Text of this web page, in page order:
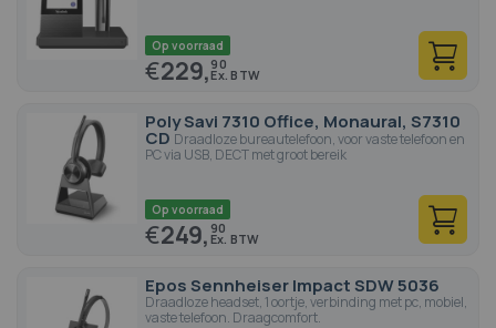
Op voorraad
€229,90
Poly Savi 7310 Office, Monaural, S7310
CD Draadloze bureautelefoon, voor vaste telefoon en
PC via USB, DECT met groot bereik
Op voorraad
€249, 90
Epos Sennheiser Impact SDW 5036
Draadloze headset, 1 oortje, verbinding met pc, mobiel,
vaste telefoon. Draagcomfort.